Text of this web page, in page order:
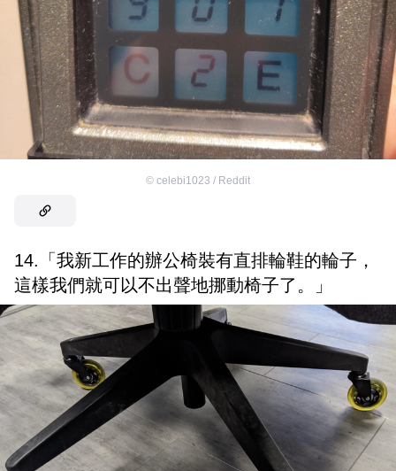
© celebi1023 / Reddit
14.「我新工作的辦公椅裝有直排輪鞋的輪子，
這樣我們就可以不出聲地挪動椅子了。」